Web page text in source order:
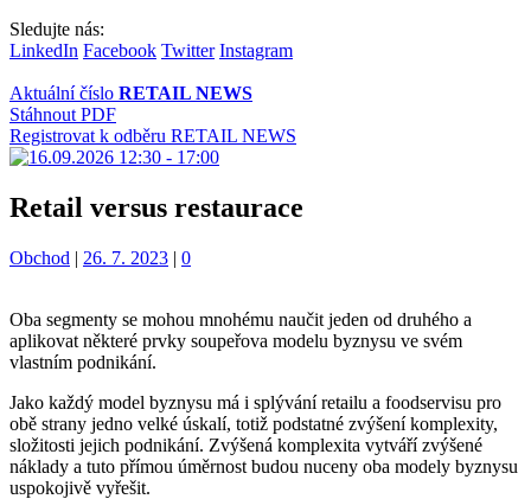
Sledujte nás:
LinkedIn Facebook Twitter Instagram
Aktuální číslo RETAIL NEWS
Stáhnout PDF
Registrovat k odběru RETAIL NEWS
Retail versus restaurace
Kategorie:
Obchod | 26. 7. 2023 | 0
Oba segmenty se mohou mnohému naučit jeden od druhého a
aplikovat některé prvky soupeřova modelu byznysu ve svém
vlastním podnikání.
Jako každý model byznysu má i splývání retailu a foodservisu pro
obě strany jedno velké úskalí, totiž podstatné zvýšení komplexity,
složitosti jejich podnikání. Zvýšená komplexita vytváří zvýšené
náklady a tuto přímou úměrnost budou nuceny oba modely byznysu
uspokojivě vyřešit.